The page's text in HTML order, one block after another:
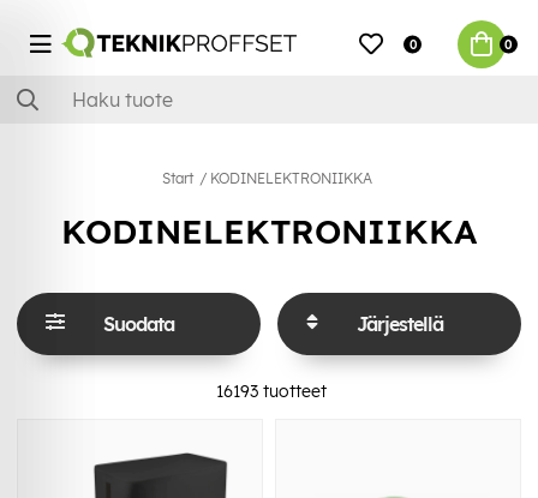
0 0
Start KODINELEKTRONIIKKA
KODINELEKTRONIIKKA
Suodata Järjestellä
16193 tuotteet